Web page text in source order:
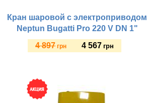
Кран шаровой с электроприводом
Neptun Bugatti Pro 220 V DN 1"
4 897 грн 4 567 грн